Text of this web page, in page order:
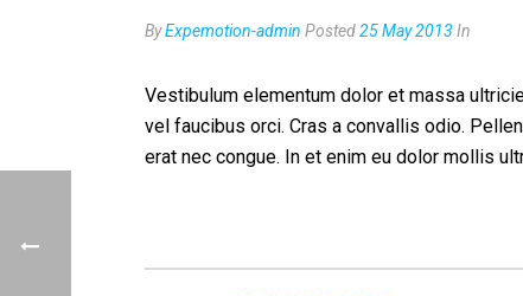
ByExpemotion-admin Posted25 May 2013 In
Vestibulum elementum dolor et massa
vel faucibus orci. Cras a convallis odio.
erat nec congue. In et enim eu dolor mollis